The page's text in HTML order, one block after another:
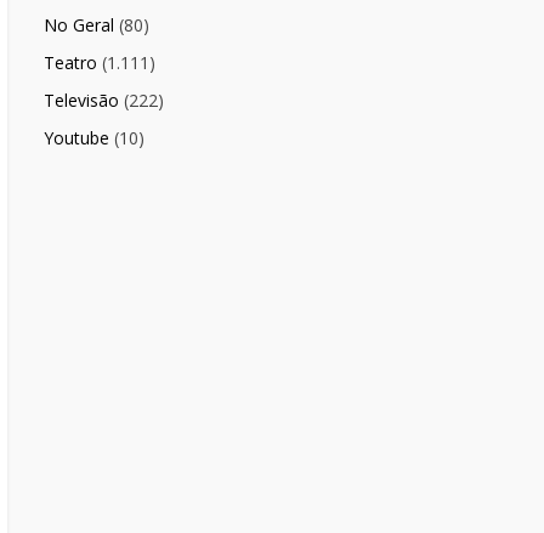
No Geral (80)
Teatro (1.111)
Televisão (222)
Youtube (10)